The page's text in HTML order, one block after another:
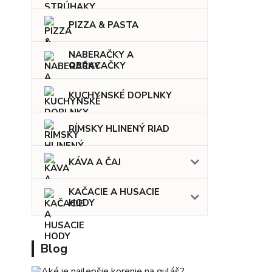
PIZZA & PASTA
NABERAČKY A
OBRACAČKY
KUCHYNSKÉ DOPLNKY
RÍMSKY HLINENÝ RIAD
KÁVA A ČAJ
KAČACIE A HUSACIE
HODY
Blog